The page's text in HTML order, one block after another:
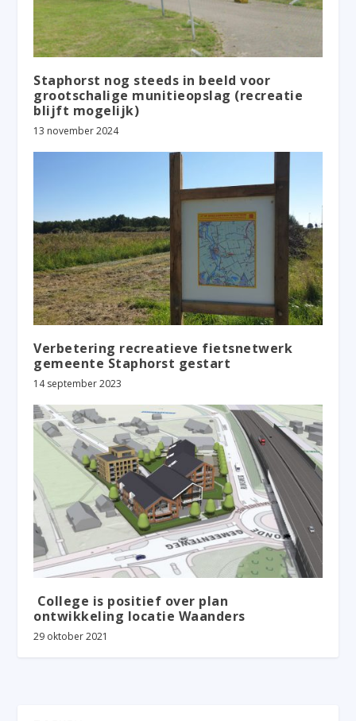
Staphorst nog steeds in beeld voor
grootschalige munitieopslag (recreatie
blijft mogelijk)
13 november 2024
Verbetering recreatieve fietsnetwerk
gemeente Staphorst gestart
14 september 2023
College is positief over plan
ontwikkeling locatie Waanders
29 oktober 2021